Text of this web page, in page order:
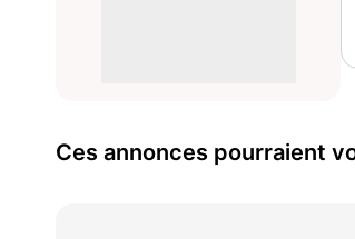
Ces annonces pourraient